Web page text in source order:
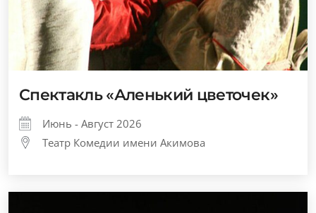
Спектакль «Аленький цветочек»
Июнь - Август 2026
Театр Комедии имени Акимова